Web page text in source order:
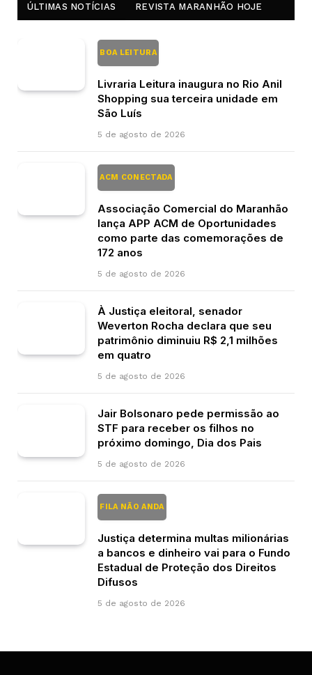
ÚLTIMAS NOTÍCIAS REVISTA MARANHÃO HOJE
BOA LEITURA
Livraria Leitura inaugura no Rio Anil
Shopping sua terceira unidade em
São Luís
5 de agosto de 2026
ACM CONECTADA
Associação Comercial do Maranhão
lança APP ACM de Oportunidades
como parte das comemorações de
172 anos
5 de agosto de 2026
À Justiça eleitoral, senador
Weverton Rocha declara que seu
patrimônio diminuiu R$ 2,1 milhões
em quatro
5 de agosto de 2026
Jair Bolsonaro pede permissão ao
STF para receber os filhos no
próximo domingo, Dia dos Pais
5 de agosto de 2026
FILA NÃO ANDA
Justiça determina multas milionárias
a bancos e dinheiro vai para o Fundo
Estadual de Proteção dos Direitos
Difusos
5 de agosto de 2026